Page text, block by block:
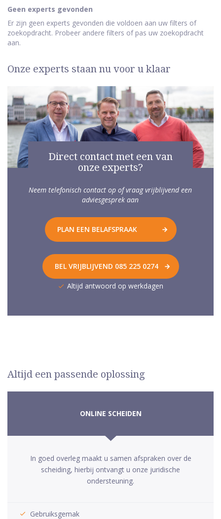
Geen experts gevonden
Er zijn geen experts gevonden die voldoen aan uw filters of
zoekopdracht. Probeer andere filters of pas uw zoekopdracht
aan.
Onze experts staan nu voor u klaar
Direct contact met een van
onze experts?
Neem telefonisch contact op of vraag vrijblijvend een
adviesgesprek aan
PLAN EEN BELAFSPRAAK
BEL VRIJBLIJVEND 085 225 0274
Altijd antwoord op werkdagen
Altijd een passende oplossing
ONLINE SCHEIDEN
In goed overleg maakt u samen afspraken over de
scheiding, hierbij ontvangt u onze juridische
ondersteuning.
Gebruiksgemak